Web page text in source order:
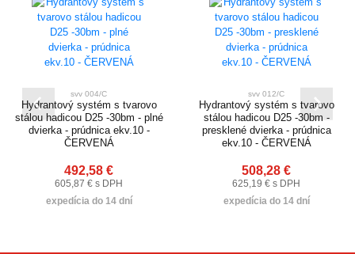
svv 004/C
Hydrantový systém s tvarovo
stálou hadicou D25 -30bm - plné
dvierka - prúdnica ekv.10 -
ČERVENÁ
492,58 €
605,87 € s DPH
expedícia do 14 dní
svv 012/C
Hydrantový systém s tvarovo
stálou hadicou D25 -30bm -
presklené dvierka - prúdnica
ekv.10 - ČERVENÁ
508,28 €
625,19 € s DPH
expedícia do 14 dní